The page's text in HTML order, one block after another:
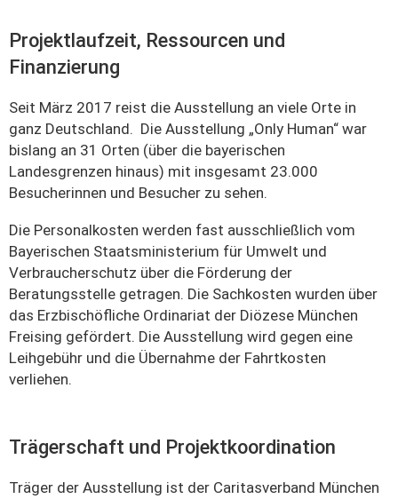
Projektlaufzeit, Ressourcen und
Finanzierung
Seit März 2017 reist die Ausstellung an viele Orte in
ganz Deutschland. Die Ausstellung „Only Human“ war
bislang an 31 Orten (über die bayerischen
Landesgrenzen hinaus) mit insgesamt 23.000
Besucherinnen und Besucher zu sehen.
Die Personalkosten werden fast ausschließlich vom
Bayerischen Staatsministerium für Umwelt und
Verbraucherschutz über die Förderung der
Beratungsstelle getragen. Die Sachkosten wurden über
das Erzbischöfliche Ordinariat der Diözese München
Freising gefördert. Die Ausstellung wird gegen eine
Leihgebühr und die Übernahme der Fahrtkosten
verliehen.
Trägerschaft und Projektkoordination
Träger der Ausstellung ist der Caritasverband München